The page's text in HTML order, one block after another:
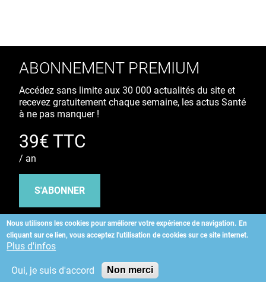
Nous utilisons les cookies pour améliorer votre expérience de navigation. En
cliquant sur ce lien, vous acceptez l'utilisation de cookies sur ce site internet.
Plus d'infos
Oui, je suis d'accord Non merci
ABONNEMENT PREMIUM
Accédez sans limite aux 30 000 actualités du site et
recevez gratuitement chaque semaine, les actus Santé
à ne pas manquer !
39€ TTC
/ an
S'ABONNER
Copyright©2026 ALLIEDHEALTH
KAURIWEB